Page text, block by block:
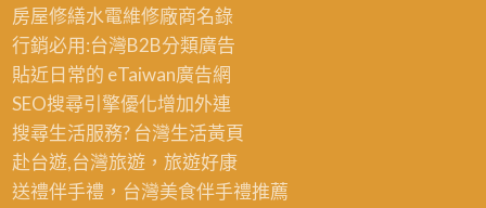
房屋修繕水電維修廠商名錄
行銷必用:台灣B2B分類廣告
貼近日常的 eTaiwan廣告網
SEO搜尋引擎優化增加外連
搜尋生活服務? 台灣生活黃頁
赴台遊,台灣旅遊，旅遊好康
送禮伴手禮，台灣美食伴手禮推薦